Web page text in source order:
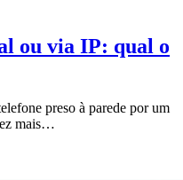
ou via IP: qual o
preso à parede por um
mais…